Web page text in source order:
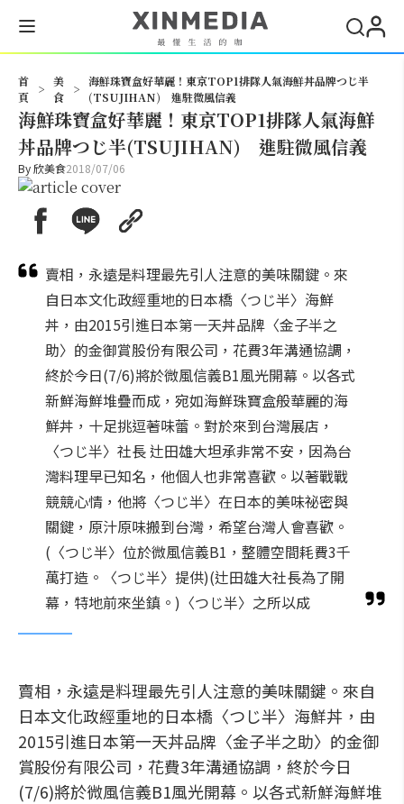
首
頁
>
美
食
>
海鮮珠寶盒好華麗！東京TOP1排隊人氣海鮮丼品牌つじ半
(TSUJIHAN) 進駐微風信義
海鮮珠寶盒好華麗！東京TOP1排隊人氣海鮮
丼品牌つじ半(TSUJIHAN) 進駐微風信義
By欣美食2018/07/06
賣相，永遠是料理最先引人注意的美味關鍵。來
自日本文化政經重地的日本橋〈つじ半〉海鮮
丼，由2015引進日本第一天丼品牌〈金子半之
助〉的金御賞股份有限公司，花費3年溝通協調，
終於今日(7/6)將於微風信義B1風光開幕。以各式
新鮮海鮮堆疊而成，宛如海鮮珠寶盒般華麗的海
鮮丼，十足挑逗著味蕾。對於來到台灣展店，
〈つじ半〉社長 辻田雄大坦承非常不安，因為台
灣料理早已知名，他個人也非常喜歡。以著戰戰
競競心情，他將〈つじ半〉在日本的美味祕密與
關鍵，原汁原味搬到台灣，希望台灣人會喜歡。
(〈つじ半〉位於微風信義B1，整體空間耗費3千
萬打造。〈つじ半〉提供)(辻田雄大社長為了開
幕，特地前來坐鎮。)〈つじ半〉之所以成
賣相，永遠是料理最先引人注意的美味關鍵。來自
日本文化政經重地的日本橋〈つじ半〉海鮮丼，由
2015引進日本第一天丼品牌〈金子半之助〉的金御
賞股份有限公司，花費3年溝通協調，終於今日
(7/6)將於微風信義B1風光開幕。以各式新鮮海鮮堆